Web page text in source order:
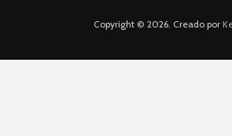
Copyright © 2026. Creado por